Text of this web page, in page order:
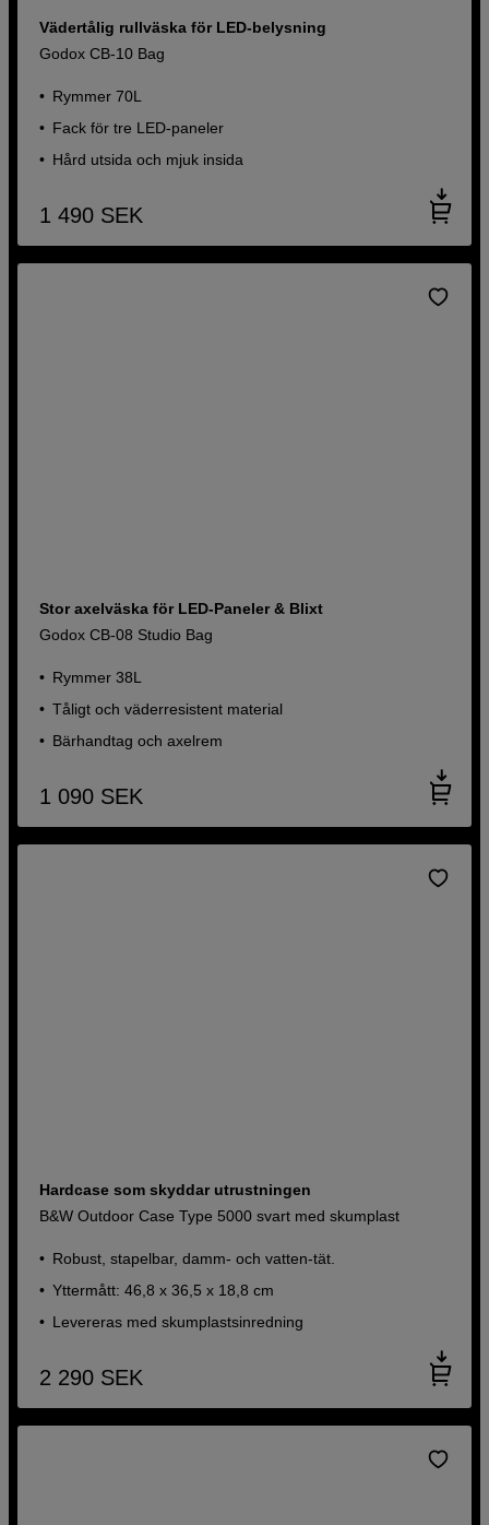
Vädertålig rullväska för LED-belysning
Godox CB-10 Bag
Rymmer 70L
Fack för tre LED-paneler
Hård utsida och mjuk insida
1 490 SEK
Stor axelväska för LED-Paneler & Blixt
Godox CB-08 Studio Bag
Rymmer 38L
Tåligt och väderresistent material
Bärhandtag och axelrem
1 090 SEK
Hardcase som skyddar utrustningen
B&W Outdoor Case Type 5000 svart med skumplast
Robust, stapelbar, damm- och vatten-tät.
Yttermått: 46,8 x 36,5 x 18,8 cm
Levereras med skumplastsinredning
2 290 SEK